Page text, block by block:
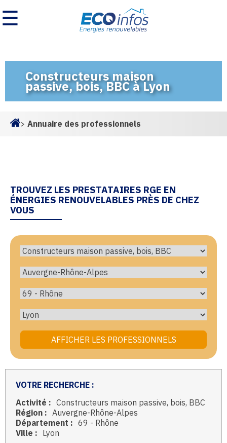
☰
Constructeurs maison
passive, bois, BBC à Lyon
> Annuaire des professionnels
TROUVEZ LES PRESTATAIRES RGE EN
ÉNERGIES RENOUVELABLES PRÈS DE CHEZ
VOUS
VOTRE RECHERCHE :
Activité : Constructeurs maison passive, bois, BBC
Région : Auvergne-Rhône-Alpes
Département : 69 - Rhône
Ville : Lyon